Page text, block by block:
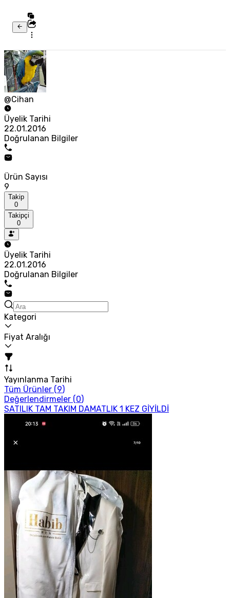
@Cihan
Üyelik Tarihi
22.01.2016
Doğrulanan Bilgiler
Ürün Sayısı
9
Takip
0
Takipçi
0
Üyelik Tarihi
22.01.2016
Doğrulanan Bilgiler
Kategori
Fiyat Aralığı
Yayınlanma Tarihi
Tüm Ürünler (9)
Değerlendirmeler (0)
SATILIK TAM TAKIM DAMATLIK 1 KEZ GİYİLDİ